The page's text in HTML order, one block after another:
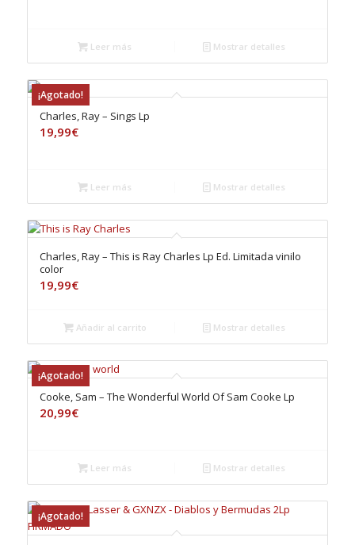
Leer más Mostrar detalles
¡Agotado!
Charles, Ray – Sings Lp
19,99€
Leer más Mostrar detalles
Charles, Ray – This is Ray Charles Lp Ed. Limitada vinilo
color
19,99€
Añadir al carrito Mostrar detalles
¡Agotado!
Cooke, Sam – The Wonderful World Of Sam Cooke Lp
20,99€
Leer más Mostrar detalles
¡Agotado!